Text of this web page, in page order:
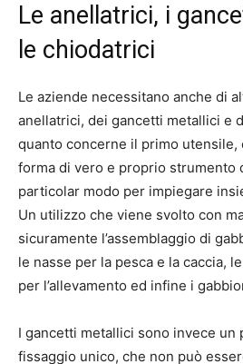
Le anellatrici, i
le chiodatrici
Le aziende necessitano anche di
anellatrici, dei gancetti metallici e
quanto concerne il primo utensile,
forma di vero e proprio strumento
particolar modo per impiegare
Un utilizzo che viene svolto con
sicuramente l’assemblaggio di
le nasse per la pesca e la caccia,
per l’allevamento ed infine i
I gancetti metallici sono invece un
fissaggio unico, che non può